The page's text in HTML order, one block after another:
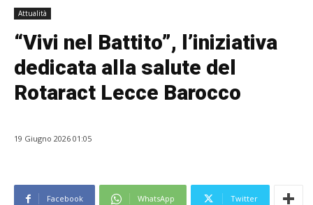
Attualità
“Vivi nel Battito”, l’iniziativa
dedicata alla salute del
Rotaract Lecce Barocco
19 Giugno 2026 01:05
Facebook WhatsApp Twitter